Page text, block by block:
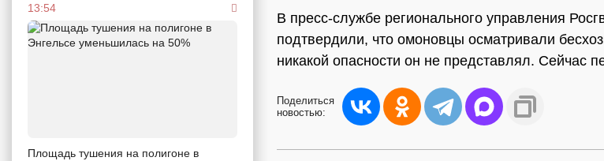
13:54
Площадь тушения на полигоне в
В пресс-службе регионального управления
подтвердили, что омоновцы осматривали
никакой опасности он не представлял. Сейчас
Поделиться
новостью: